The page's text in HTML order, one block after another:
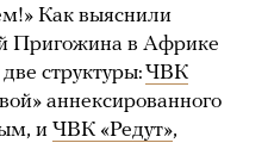
Как выяснили
Пригожина в Африке
структуры:ЧВК
аннексированного
и ЧВК «Редут»,